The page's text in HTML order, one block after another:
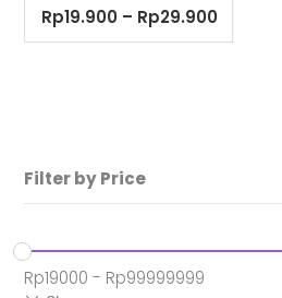
Rp19.900 – Rp29.900Rentang
harga:
Filter by Price
Rp19000 - Rp99999999